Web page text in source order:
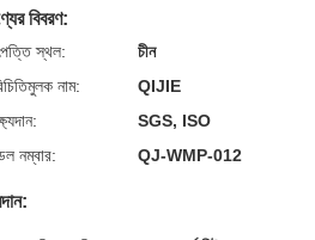
বিবরণ:
স্থল:
চীন
নাম:
QIJIE
SGS, ISO
নম্বার:
QJ-WMP-012